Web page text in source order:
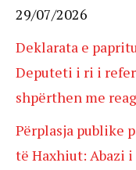
29/07/2026
Deklarata e
Deputeti i ri i
shpërthen me
Përplasja publike
të Haxhiut: Abazi